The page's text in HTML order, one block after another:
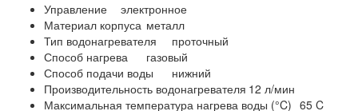
Управление
электронное
Материал корпуса металл
Тип водонагревателя
проточный
Способ нагрева
газовый
Способ подачи воды
нижний
Производительность водонагревателя 12 л/мин
Максимальная температура нагрева воды (°C) 65 C